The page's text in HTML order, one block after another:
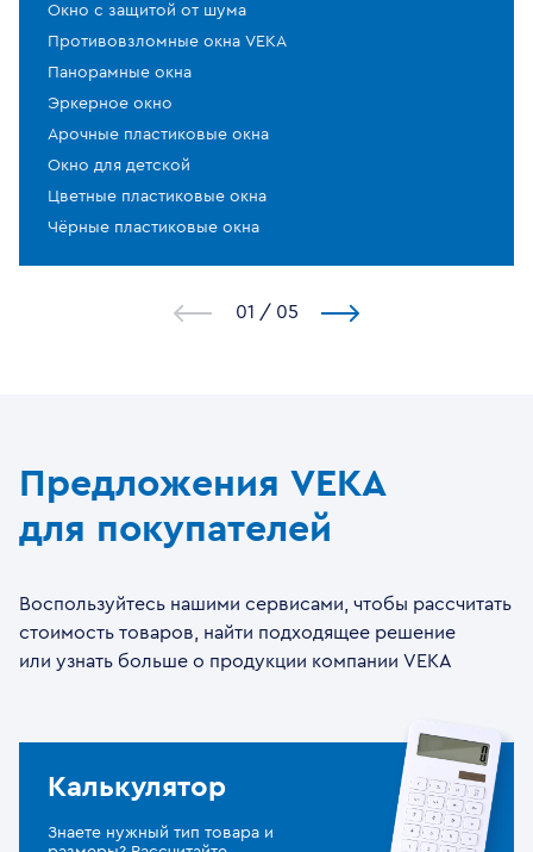
Окно с защитой от шума
Противовзломные окна VEKA
Панорамные окна
Эркерное окно
Арочные пластиковые окна
Окно для детской
Цветные пластиковые окна
Чёрные пластиковые окна
1 / 5
Предложения VEKA
для покупателей
Воспользуйтесь нашими сервисами, чтобы рассчитать
стоимость товаров, найти подходящее решение
или узнать больше о продукции компании VEKA
Калькулятор
Знаете нужный тип товара и